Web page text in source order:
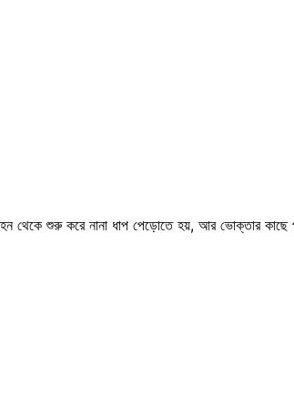
থেকে শুরু করে নানা ধাপ পেড়োতে হয়, আর ভোক্তার কাছে